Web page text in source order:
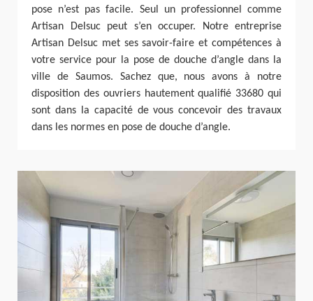
pose n’est pas facile. Seul un professionnel comme
Artisan Delsuc peut s’en occuper. Notre entreprise
Artisan Delsuc met ses savoir-faire et compétences à
votre service pour la pose de douche d’angle dans la
ville de Saumos. Sachez que, nous avons à notre
disposition des ouvriers hautement qualifié 33680 qui
sont dans la capacité de vous concevoir des travaux
dans les normes en pose de douche d’angle.